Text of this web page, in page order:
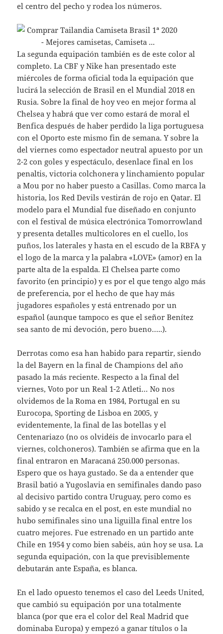
el centro del pecho y rodea los números.
La segunda equipación también es de este color al
completo. La CBF y Nike han presentado este
miércoles de forma oficial toda la equipación que
lucirá la selección de Brasil en el Mundial 2018 en
Rusia. Sobre la final de hoy veo en mejor forma al
Chelsea y habrá que ver como estará de moral el
Benfica después de haber perdido la liga portuguesa
con el Oporto este mismo fin de semana. Y sobre la
del viernes como espectador neutral apuesto por un
2-2 con goles y espectáculo, desenlace final en los
penaltis, victoria colchonera y linchamiento popular
a Mou por no haber puesto a Casillas. Como marca la
historia, los Red Devils vestirán de rojo en Qatar. El
modelo para el Mundial fue diseñado en conjunto
con el festival de música electrónica Tomorrowland
y presenta detalles multicolores en el cuello, los
puños, los laterales y hasta en el escudo de la RBFA y
el logo de la marca y la palabra «LOVE» (amor) en la
parte alta de la espalda. El Chelsea parte como
favorito (en principio) y es por el que tengo algo más
de preferencia, por el hecho de que hay más
jugadores españoles y está entrenado por un
español (aunque tampoco es que el señor Benítez
sea santo de mi devoción, pero bueno…..).
Derrotas como esa han habido para repartir, siendo
la del Bayern en la final de Champions del año
pasado la más reciente. Respecto a la final del
viernes, Voto por un Real 1-2 Atleti… No nos
olvidemos de la Roma en 1984, Portugal en su
Eurocopa, Sporting de Lisboa en 2005, y
evidentemente, la final de las botellas y el
Centenariazo (no os olvidéis de invocarlo para el
viernes, colchoneros). También se afirma que en la
final entraron en Maracaná 250.000 personas.
Espero que os haya gustado. Se da a entender que
Brasil batió a Yugoslavia en semifinales dando paso
al decisivo partido contra Uruguay, pero como es
sabido y se recalca en el post, en este mundial no
hubo semifinales sino una liguilla final entre los
cuatro mejores. Fue estrenado en un partido ante
Chile en 1954 y como bien sabéis, aún hoy se usa. La
segunda equipación, con la que previsiblemente
debutarán ante España, es blanca.
En el lado opuesto tenemos el caso del Leeds United,
que cambió su equipación por una totalmente
blanca (por que era el color del Real Madrid que
dominaba Europa) y empezó a ganar títulos o la